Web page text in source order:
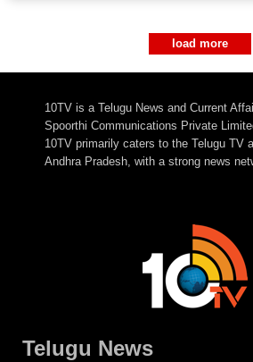
load more
10TV is a Telugu News and Current
Spoorthi Communications Private
10TV primarily caters to the Telugu TV
Andhra Pradesh, with a strong news
Telugu News